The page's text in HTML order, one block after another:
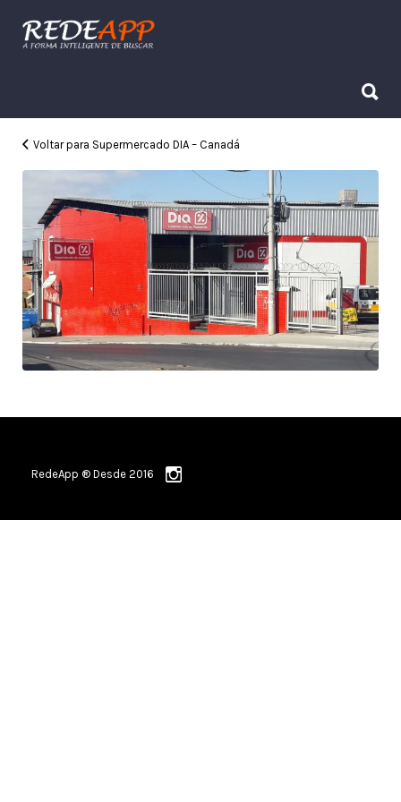
Procurar:
Voltar para Supermercado DIA – Canadá
RedeApp ® Desde 2016